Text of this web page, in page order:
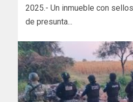
2025.- Un inmueble con
de presunta...